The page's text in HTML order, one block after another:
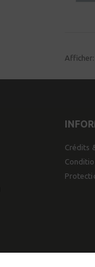
Afficher:
Crédits